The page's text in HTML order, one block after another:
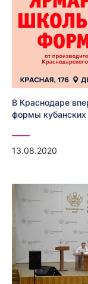
В Краснодаре
формы кубанских
13.08.2020